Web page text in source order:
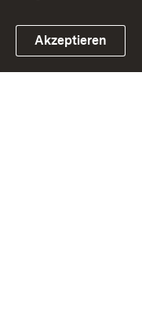
Link zum Landesportal
Akzeptieren